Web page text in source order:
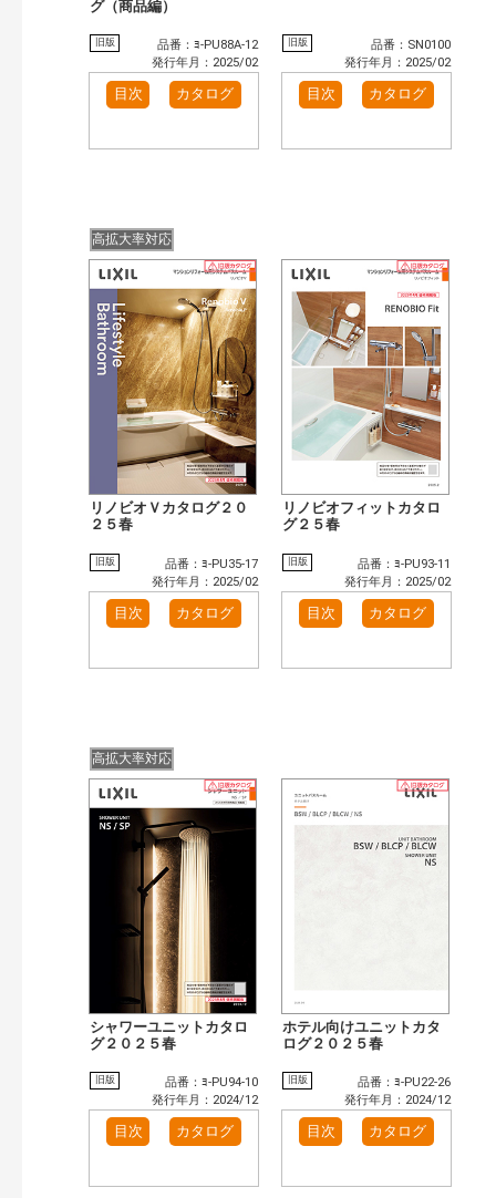
グ（商品編）
旧版
品番：ﾖ-PU88A-12
発行年月：2025/02
目次 カタログ
旧版
品番：SN0100
発行年月：2025/02
目次 カタログ
高拡大率対応
リノビオＶカタログ２０
２５春
旧版
品番：ﾖ-PU35-17
発行年月：2025/02
目次 カタログ
リノビオフィットカタロ
グ２５春
旧版
品番：ﾖ-PU93-11
発行年月：2025/02
目次 カタログ
高拡大率対応
シャワーユニットカタロ
グ２０２５春
旧版
品番：ﾖ-PU94-10
発行年月：2024/12
目次 カタログ
ホテル向けユニットカタ
ログ２０２５春
旧版
品番：ﾖ-PU22-26
発行年月：2024/12
目次 カタログ